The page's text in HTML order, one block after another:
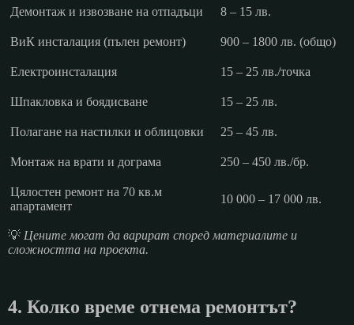
Демонтаж и извозване на отпадъци 8 – 15 лв.
ВиК инсталация (пълен ремонт) 900 – 1800 лв. (общо)
Електроинсталация 15 – 25 лв./точка
Шпакловка и боядисване 15 – 25 лв.
Полагане на настилки и облицовки 25 – 45 лв.
Монтаж на врати и дограма 250 – 450 лв./бр.
Цялостен ремонт на 70 кв.м
апартамент
10 000 – 17 000 лв.
💡 Цените могат да варират според материалите и
сложността на проекта.
4. Колко време отнема ремонтът?